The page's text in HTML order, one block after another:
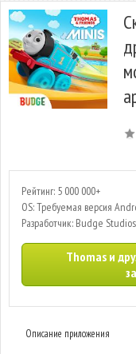
Рейтинг: 5 000 000+
OS: Требуемая версия
Разработчик: Budge Studios
Thomas и
Описание приложения